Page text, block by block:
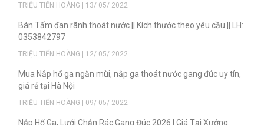
TRIỆU TIẾN HOÀNG | 13/ 05/ 2022
Bán Tấm đan rãnh thoát nước || Kích thước theo yêu cầu || LH:
0353842797
TRIỆU TIẾN HOÀNG | 12/ 05/ 2022
Mua Nắp hố ga ngăn mùi, nắp ga thoát nước gang đúc uy tín,
giá rẻ tại Hà Nội
TRIỆU TIẾN HOÀNG | 09/ 05/ 2022
Nắp Hố Ga, Lưới Chắn Rác Gang Đúc 2026 | Giá Tại Xưởng